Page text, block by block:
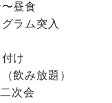
食
突入
題）
会